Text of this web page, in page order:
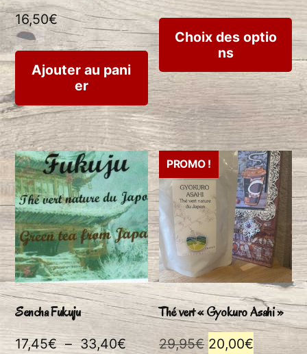
16,50€
Ajouter au pani
er
de
prix :
11,35€
à
21,20€
Choix des optio
ns
Ce
a
la
Sencha Fukuju
17,45€ – 33,40€ Plage
PROMO !
Thé vert « Gyokuro Asahi »
29,95€ Le
20,00€ Le